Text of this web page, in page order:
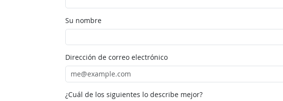
Su nombre
Dirección de correo electrónico
¿Cuál de los siguientes lo describe mejor?